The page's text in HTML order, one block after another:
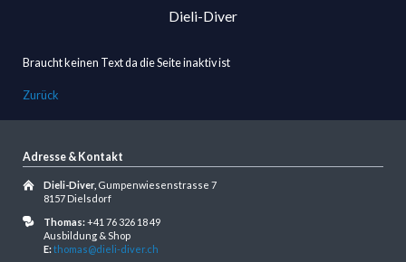
Dieli-Diver
Braucht keinen Text da die Seite inaktiv ist
Zurück
Adresse & Kontakt
Dieli-Diver, Gumpenwiesenstrasse 7
8157 Dielsdorf
Thomas:+41 76 326 18 49
Ausbildung & Shop
E:thomas@dieli-diver.ch